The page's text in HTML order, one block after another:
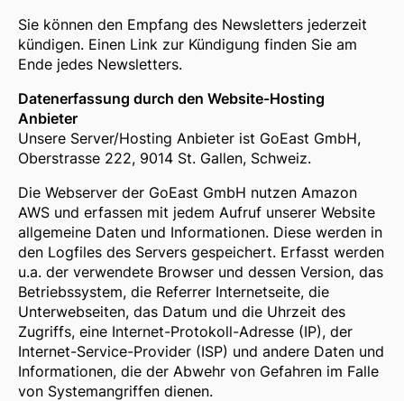
Sie können den Empfang des Newsletters jederzeit
kündigen. Einen Link zur Kündigung finden Sie am
Ende jedes Newsletters.
Datenerfassung durch den Website-Hosting
Anbieter
Unsere Server/Hosting Anbieter ist GoEast GmbH,
Oberstrasse 222, 9014 St. Gallen, Schweiz.
Die Webserver der GoEast GmbH nutzen Amazon
AWS und erfassen mit jedem Aufruf unserer Website
allgemeine Daten und Informationen. Diese werden in
den Logfiles des Servers gespeichert. Erfasst werden
u.a. der verwendete Browser und dessen Version, das
Betriebssystem, die Referrer Internetseite, die
Unterwebseiten, das Datum und die Uhrzeit des
Zugriffs, eine Internet-Protokoll-Adresse (IP), der
Internet-Service-Provider (ISP) und andere Daten und
Informationen, die der Abwehr von Gefahren im Falle
von Systemangriffen dienen.